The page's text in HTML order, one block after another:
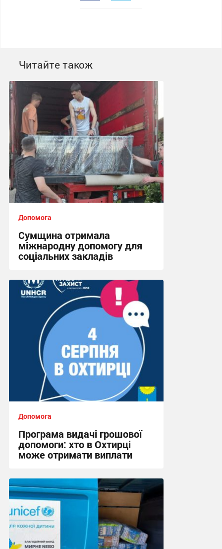
Читайте також
Допомога
Сумщина отримала
міжнародну допомогу для
соціальних закладів
08:45, 31.07.2026
Допомога
Програма видачі грошової
допомоги: хто в Охтирці
може отримати виплати
19:07, 30.07.2026